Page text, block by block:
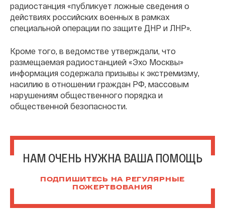
радиостанция «публикует ложные сведения о
действиях российских военных в рамках
специальной операции по защите ДНР и ЛНР».
Кроме того, в ведомстве утверждали, что
размещаемая радиостанцией «Эхо Москвы»
информация содержала призывы к экстремизму,
насилию в отношении граждан РФ, массовым
нарушениям общественного порядка и
общественной безопасности.
НАМ ОЧЕНЬ НУЖНА ВАША ПОМОЩЬ
ПОДПИШИТЕСЬ НА РЕГУЛЯРНЫЕ
ПОЖЕРТВОВАНИЯ